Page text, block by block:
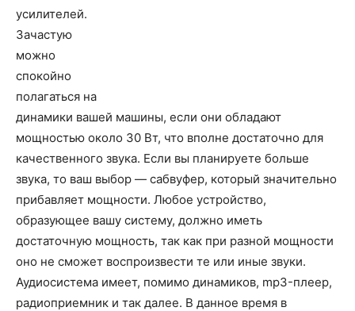
усилителей.
Зачастую
можно
спокойно
полагаться на
динамики вашей машины, если они обладают
мощностью около 30 Вт, что вполне достаточно для
качественного звука. Если вы планируете больше
звука, то ваш выбор — сабвуфер, который значительно
прибавляет мощности. Любое устройство,
образующее вашу систему, должно иметь
достаточную мощность, так как при разной мощности
оно не сможет воспроизвести те или иные звуки.
Аудиосистема имеет, помимо динамиков, mp3-плеер,
радиоприемник и так далее. В данное время в